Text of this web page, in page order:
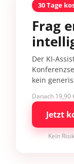
30 Tage
Frag
Der KI-
kein
Danach 19,90
Jetzt
Kein